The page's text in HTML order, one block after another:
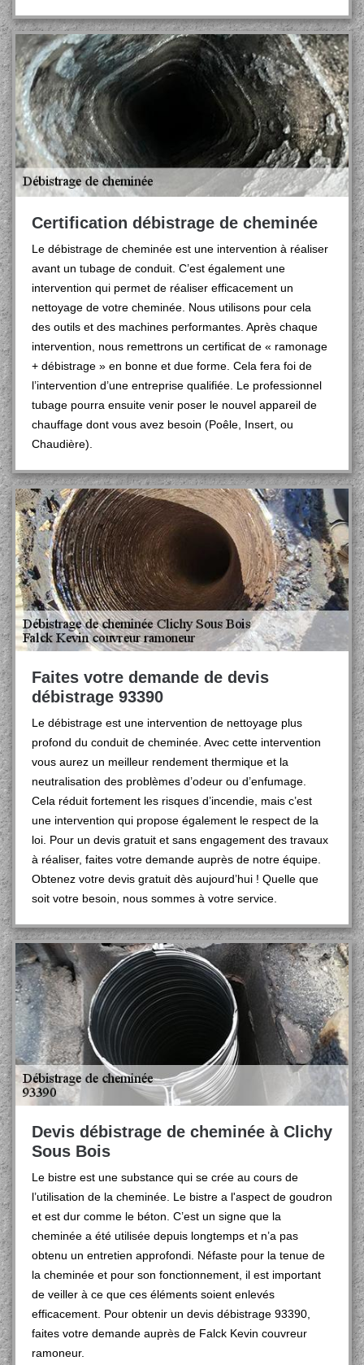
Certification débistrage de cheminée
Le débistrage de cheminée est une intervention à réaliser
avant un tubage de conduit. C’est également une
intervention qui permet de réaliser efficacement un
nettoyage de votre cheminée. Nous utilisons pour cela
des outils et des machines performantes. Après chaque
intervention, nous remettrons un certificat de « ramonage
+ débistrage » en bonne et due forme. Cela fera foi de
l’intervention d’une entreprise qualifiée. Le professionnel
tubage pourra ensuite venir poser le nouvel appareil de
chauffage dont vous avez besoin (Poêle, Insert, ou
Chaudière).
Faites votre demande de devis
débistrage 93390
Le débistrage est une intervention de nettoyage plus
profond du conduit de cheminée. Avec cette intervention
vous aurez un meilleur rendement thermique et la
neutralisation des problèmes d’odeur ou d’enfumage.
Cela réduit fortement les risques d’incendie, mais c’est
une intervention qui propose également le respect de la
loi. Pour un devis gratuit et sans engagement des travaux
à réaliser, faites votre demande auprès de notre équipe.
Obtenez votre devis gratuit dès aujourd’hui ! Quelle que
soit votre besoin, nous sommes à votre service.
Devis débistrage de cheminée à Clichy
Sous Bois
Le bistre est une substance qui se crée au cours de
l’utilisation de la cheminée. Le bistre a l'aspect de goudron
et est dur comme le béton. C’est un signe que la
cheminée a été utilisée depuis longtemps et n’a pas
obtenu un entretien approfondi. Néfaste pour la tenue de
la cheminée et pour son fonctionnement, il est important
de veiller à ce que ces éléments soient enlevés
efficacement. Pour obtenir un devis débistrage 93390,
faites votre demande auprès de Falck Kevin couvreur
ramoneur.